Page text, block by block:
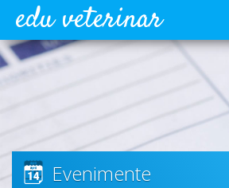
edu veterinar
Evenimente